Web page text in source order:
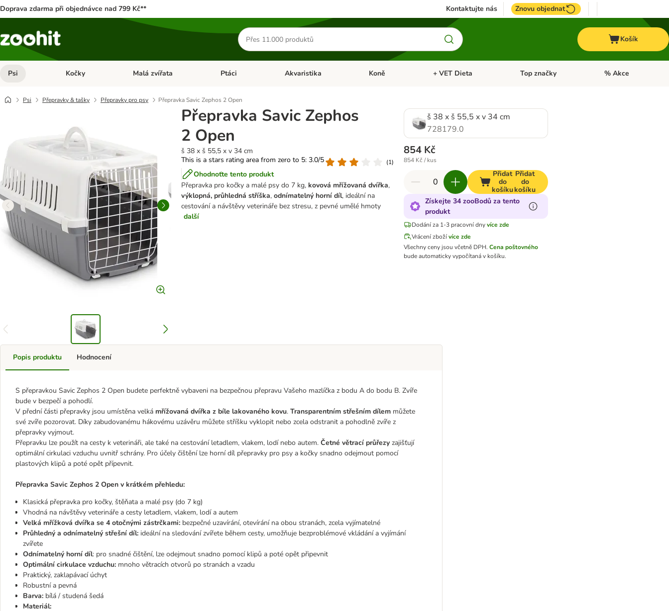
Doprava zdarma při objednávce nad 799 Kč** Kontaktujte nás Znovu objednat
Hledat
produkty
Košík
Psi Otevřít menu: Psi
Kočky Otevřít menu: Kočky
Malá zvířata Otevřít menu: Malá zvířata
Ptáci Otevřít menu: Ptáci
Akvaristika Otevřít menu: Akvaristika
Koně Otevřít menu: Koně
+ VET Dieta Otevřít menu: + VET Dieta
Top značky Otevřít menu: Top
% Akce
Psi Přepravky & tašky Přepravky pro psy Přepravka Savic Zephos 2 Open
Přepravka Savic Zephos
2 Open
š 38 x š 55,5 x v 34 cm
This is a stars rating area from zero to 5: 3.0/5
(1)
Ohodnoťte tento produkt
Přepravka pro kočky a malé psy do 7 kg, kovová mřížovaná dvířka,
výklopná, průhledná stříška,odnímatelný horní díl, ideální na
cestování a návštěvy veterináře bez stresu, z pevné umělé hmoty
další
š 38 x š 55,5 x v 34 cm
728179.0
854 Kč
854 Kč / kus
Přidat
do
košíku
Přidat
do
košíku
Získejte 34 zooBodů za tento
produkt
Dodání za 1-3 pracovní dnyvíce zde
Vrácení zbožívíce zde
Všechny ceny jsou včetně DPH. Cena poštovného
bude automaticky vypočítaná v košíku.
Popis produktu
S přepravkou Savic Zephos 2 Open budete perfektně vybaveni na bezpečnou přepravu Vašeho mazlíčka z bodu A do bodu B. Zvíře
bude v bezpečí a pohodlí.
V přední části přepravky jsou umístěna velká mřížovaná dvířka z bíle lakovaného kovu. Transparentním střešním dílem můžete
své zvíře pozorovat. Díky zabudovanému hákovému uzávěru můžete stříšku vyklopit nebo zcela odstranit a pohodlně zvíře z
přepravky vyjmout.
Přepravku lze použít na cesty k veterináři, ale také na cestování letadlem, vlakem, lodí nebo autem. Četné větrací průřezy zajišťují
optimální cirkulaci vzduchu uvnitř schrány. Pro účely čištění lze horní díl přepravky pro psy a kočky snadno odejmout pomocí
plastových klipů a poté opět přípevnit.
Přepravka Savic Zephos 2 Open v krátkém přehledu:
Klasická přepravka pro kočky, štěňata a malé psy (do 7 kg)
Vhodná na návštěvy veterináře a cesty letadlem, vlakem, lodí a autem
Velká mřížková dvířka se 4 otočnými zástrčkami: bezpečné uzavírání, otevírání na obou stranách, zcela vyjímatelné
Průhledný a odnímatelný střešní díl: ideální na sledování zvířete během cesty, umožňuje bezproblémové vkládání a vyjímání
zvířete
Odnímatelný horní díl: pro snadné čištění, lze odejmout snadno pomocí klipů a poté opět připevnit
Optimální cirkulace vzduchu: mnoho větracích otvorů po stranách a vzadu
Praktický, zaklapávací úchyt
Robustní a pevná
Barva: bílá / studená šedá
Materiál:
Hodnocení